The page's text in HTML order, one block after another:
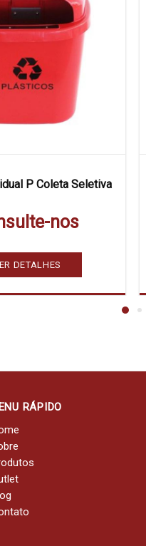
P Coleta Seletiva
nos
DETALHES
RÁPIDO